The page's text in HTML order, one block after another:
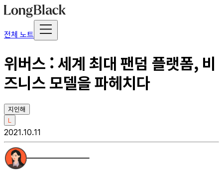
전체 노트
위버스 : 세계 최대 팬덤 플랫폼, 비
즈니스 모델을 파헤치다
지인해
L
2021.10.11